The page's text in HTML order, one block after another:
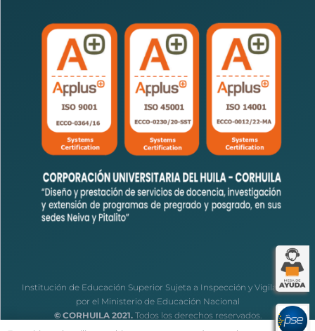
Institución de Educación Superior Sujeta a Inspección y Vigilancia
por el Ministerio de Educación Nacional
© CORHUILA 2021. Todos los derechos reservados.